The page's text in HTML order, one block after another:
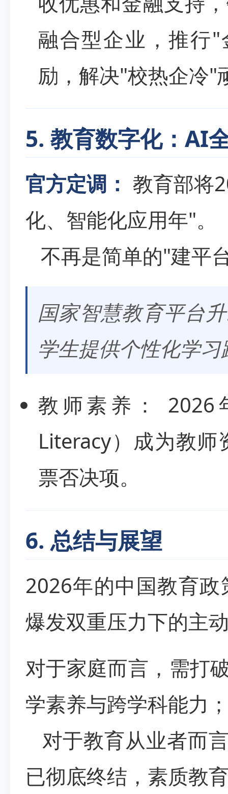
融合型企业，推行
励，解决"校热企冷"
5. 教育数字化：AI
官方定调： 教育部将
化、智能化应用年"。
不再是简单的"建平
国家智慧教育平台
学生提供个性化学
教师素养： 2026
Literacy）成为教
票否决项。
6. 总结与展望
2026年的中国教育
爆发双重压力下的主
对于家庭而言，需打
学素养与跨学科能力
对于教育从业者而
已彻底终结，素质教